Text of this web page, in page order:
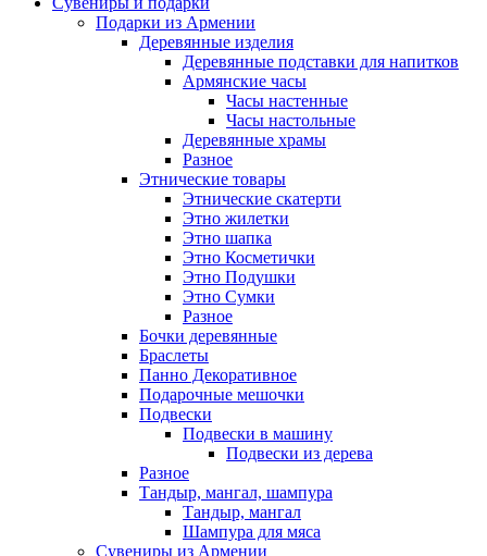
Подарки из Армении
Деревянные изделия
Деревянные подставки для напитков
Армянские часы
Часы настенные
Часы настольные
Деревянные храмы
Разное
Этнические товары
Этнические скатерти
Этно жилетки
Этно шапка
Этно Косметички
Этно Подушки
Этно Сумки
Разное
Бочки деревянные
Браслеты
Панно Декоративное
Подарочные мешочки
Подвески
Подвески в машину
Подвески из дерева
Разное
Тандыр, мангал, шампура
Тандыр, мангал
Шампура для мяса
Сувениры из Армении